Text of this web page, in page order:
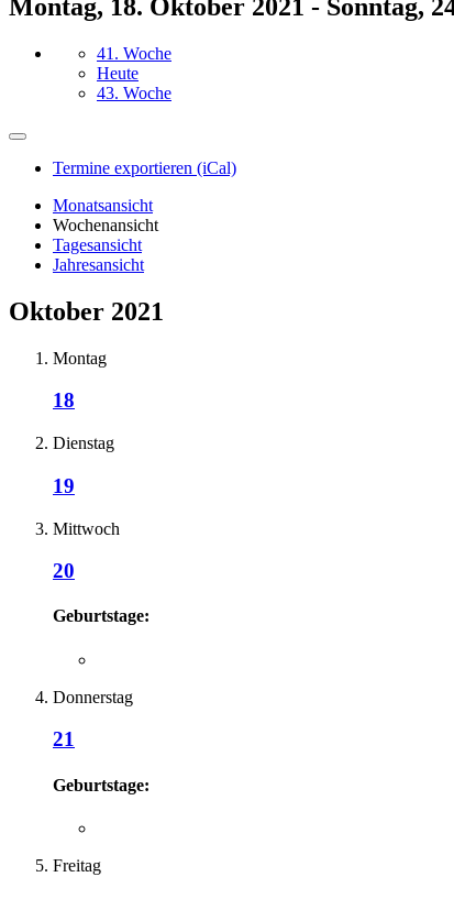
Montag, 18. Oktober 2021 - Sonntag,
41. Woche
Heute
43. Woche
Termine exportieren (iCal)
Monatsansicht
Wochenansicht
Tagesansicht
Jahresansicht
Oktober 2021
Montag
18
Dienstag
19
Mittwoch
20
Geburtstage:
Donnerstag
21
Geburtstage:
Freitag